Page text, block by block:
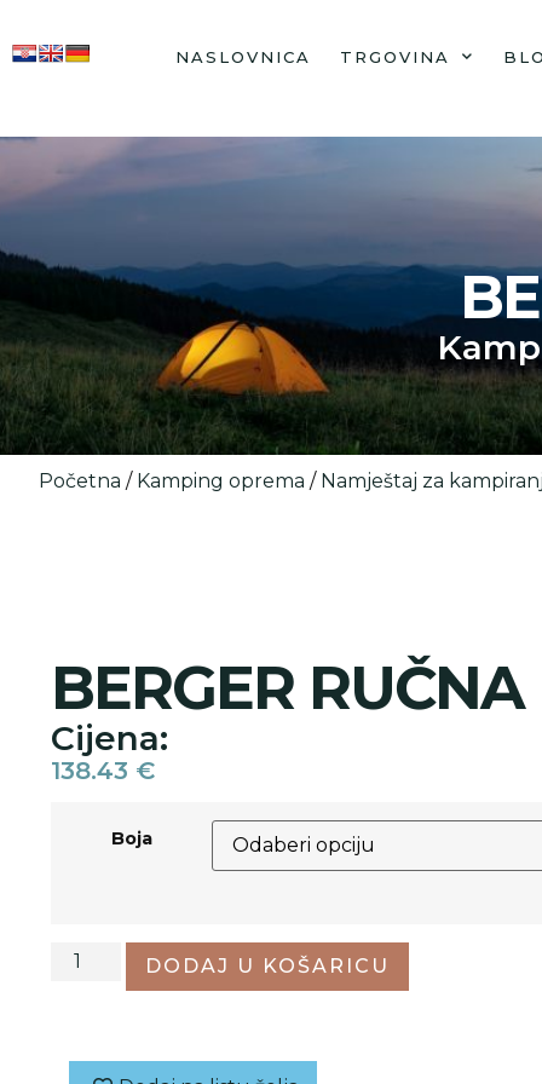
NASLOVNICA TRGOVINA
Početna / Kamping oprema / Namještaj za
BERGER
Cijena:
138.43 €
Boja
DODAJ U KOŠARICU